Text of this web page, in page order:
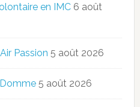
en IMC 6 août
Passion 5 août 2026
5 août 2026